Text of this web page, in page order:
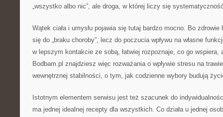
„wszystko albo nic”, ale droga, w której liczy się
Wątek ciała i umysłu pojawia się tutaj bardzo mocno. Bo
się do „braku choroby”, lecz do poczucia wpływu na własne
w lepszym kontakcie ze sobą, łatwiej rozpoznaje, co go wspiera,
Bodbam.pl znajdziesz więc rozważania o wpływie stresu na
wewnętrznej stabilności, o tym, jak codzienne wybory budują
Istotnym elementem serwisu jest też szacunek do
ma jednej idealnej recepty dla wszystkich. Co działa u jednej